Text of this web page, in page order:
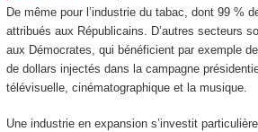
De même pour l’industrie du tabac, dont 99 %
attribués aux Républicains. D’autres secteurs
aux Démocrates, qui bénéficient par exemple
de dollars injectés dans la campagne
télévisuelle, cinématographique et la musique.
Une industrie en expansion s’investit